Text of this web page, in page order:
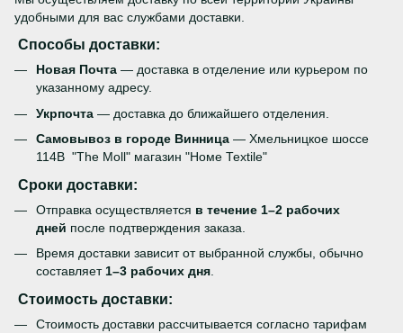
удобными для вас службами доставки.
Способы доставки:
Новая Почта — доставка в отделение или курьером по
указанному адресу.
Укрпочта — доставка до ближайшего отделения.
Самовывоз в городе Винница — Хмельницкое шоссе
114В "The Moll" магазин "Номе Теxtile"
Сроки доставки:
Отправка осуществляется в течение 1–2 рабочих
дней после подтверждения заказа.
Время доставки зависит от выбранной службы, обычно
составляет1–3 рабочих дня.
Стоимость доставки:
Стоимость доставки рассчитывается согласно тарифам